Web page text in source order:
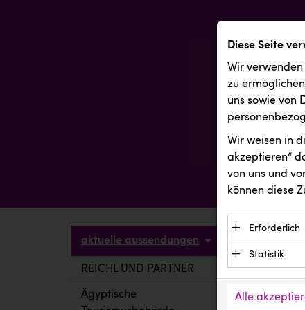
aktuelle aussendungen
REICHL UND PARTNER
Ägyptische
Diese Seite
Wir
zu
uns sowie von
Wir weisen in
akzeptieren“
von uns und
können diese
Erforderlich
Essenzielle
Funktion der
Daten und
Anbieter:
Statistik
verstehen,
Alle